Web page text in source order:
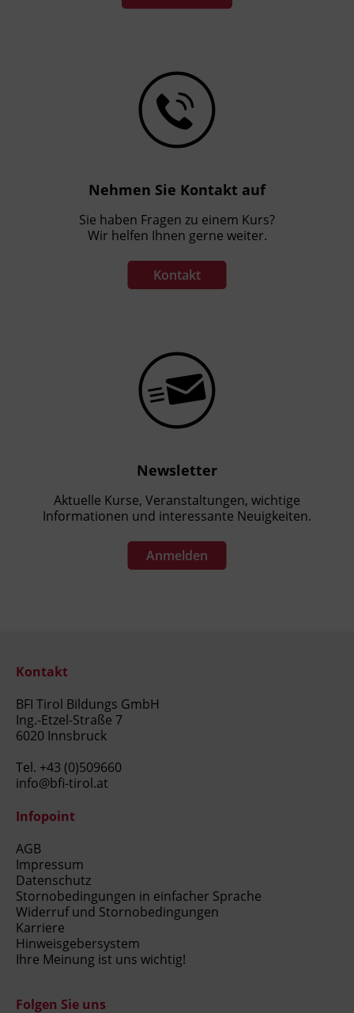
Nehmen Sie Kontakt auf
Sie haben Fragen zu einem Kurs?
Wir helfen Ihnen gerne weiter.
Kontakt
Newsletter
Aktuelle Kurse, Veranstaltungen, wichtige
Informationen und interessante Neuigkeiten.
Anmelden
Kontakt
BFI Tirol Bildungs GmbH
Ing.-Etzel-Straße 7
6020 Innsbruck
Tel. +43 (0)509660
info@bfi-tirol.at
Infopoint
AGB
Impressum
Datenschutz
Stornobedingungen in einfacher Sprache
Widerruf und Stornobedingungen
Karriere
Hinweisgebersystem
Ihre Meinung ist uns wichtig!
Folgen Sie uns